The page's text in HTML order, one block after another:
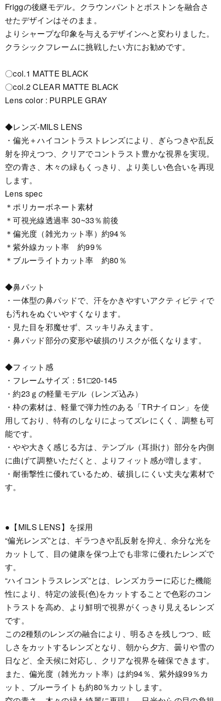
Friggの後継モデル。クラウンパントとボストンを融合さ
せたデザインはそのまま。
よりシャープな印象を与えるデザインへと変わりました。
クラシックフレームに挑戦したい方にお勧めです。
〇col.1 MATTE BLACK
〇col.2 CLEAR MATTE BLACK
Lens color : PURPLE GRAY
◆レンズ-MILS LENS
・偏光＋ハイコントラストレンズにより、ぎらつきや乱反
射を抑えつつ、クリアでコントラスト豊かな視界を実現。
空の青さ、木々の緑もくっきり、より美しい色合いを再現
します。
Lens spec
＊ポリカーボネート素材
＊可視光線透過率 30~33％前後
＊偏光度（雑光カット率）約94％
＊紫外線カット率 約99％
＊ブルーライトカット率 約80％
◆鼻パット
・一体型の鼻パッドで、汗をかきやすいアクティビティで
も汚れをぬぐいやすくなります。
・見た目を邪魔せず、スッキリみえます。
・鼻パッド部分の変形や破損のリスクが低くなります。
◆フィット感
・フレームサイズ：51□20-145
・約23ｇの軽量モデル（レンズ込み）
・枠の素材は、軽量で弾力性のある「TRナイロン」を使
用しており、特有のしなりによってズレにくく、調整も可
能です。
・やや大きく感じる方は、テンプル（耳掛け）部分を内側
に曲げて調整いただくと、よりフィット感が増します。
・耐衝撃性に優れているため、破損しにくい丈夫な素材で
す。
●【MILS LENS】を採用
“偏光レンズ”とは、ギラつきや乱反射を抑え、余分な光を
カットして、目の健康を保つ上でも非常に優れたレンズで
す。
“ハイコントラスレンズ”とは、レンズカラーに応じた機能
性により、特定の波長(色)をカットすることで色彩のコン
トラストを高め、より鮮明で視界がくっきり見えるレンズ
です。
この2種類のレンズの融合により、明るさを残しつつ、眩
しさをカットするレンズとなり、朝から夕方、曇りや雪の
日など、全天候に対応し、クリアな視界を確保できます。
また、偏光度（雑光カット率）は約94％、紫外線99％カ
ット、ブルーライトも約80％カットします。